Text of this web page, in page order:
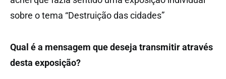
sobre o tema “Destruição das cidades”
Qual é a mensagem que deseja transmitir através
desta exposição?